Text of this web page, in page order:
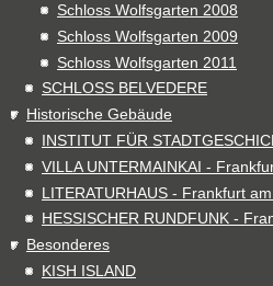
Schloss Wolfsgarten 2008
Schloss Wolfsgarten 2009
Schloss Wolfsgarten 2011
SCHLOSS BELVEDERE
Historische Gebäude
INSTITUT FÜR
VILLA UNTERMAINKAI -
LITERATURHAUS - Frankfurt
HESSISCHER RUNDFUNK -
Besonderes
KISH ISLAND